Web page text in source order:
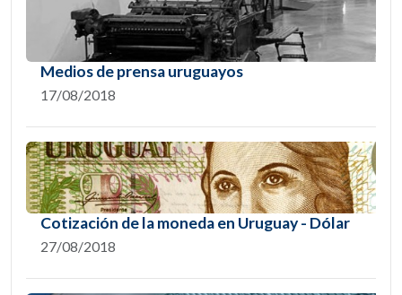
Medios de prensa uruguayos
17/08/2018
Cotización de la moneda en Uruguay - Dólar
27/08/2018